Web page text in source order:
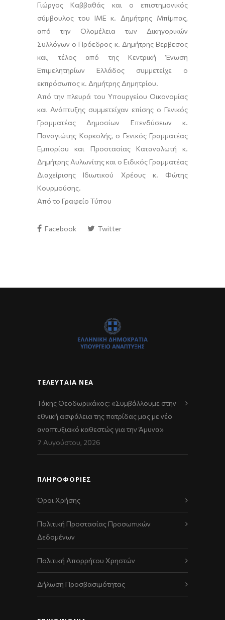
Γιώργος Καββαθάς και ο επιστημονικός
σύμβουλος του ΙΜΕ κ. Δημήτρης Μπίμπας,
από την Ολομέλεια των Δικηγορικών
Συλλόγων ο Πρόεδρος κ. Δημήτρης Βερβεσος
και, τέλος από της Κεντρική Ένωση
Επιμελητηρίων Ελλάδος συμμετείχε ο
εκπρόσωπος κ. Δημήτρης Δημητρίου.
Από την πλευρά του Υπουργείου Οικονομίας
και Ανάπτυξης συμμετείχαν επίσης ο Γενικός
Γραμματέας Δημοσίων Επενδύσεων κ.
Παναγιώτης Κορκολής, ο Γενικός Γραμματέας
Εμπορίου και Προστασίας Καταναλωτή κ.
Δημήτρης Αυλωνίτης και ο Ειδικός Γραμματέας
Διαχείρισης Ιδιωτικού Χρέους κ. Φώτης
Κουρμούσης.
Από το Γραφείο Τύπου
Facebook Twitter
ΤΕΛΕΥΤΑΊΑ ΝΈΑ
Τάκης Θεοδωρικάκος: «Συμβάλλουμε στην
εθνική ασφάλεια της πατρίδας μας με νέο
αναπτυξιακό καθεστώς για την Άμυνα»
7 Αυγούστου, 2026
ΠΛΗΡΟΦΟΡΙΕΣ
Όροι Χρήσης
Πολιτική Προστασίας Προσωπικών
Δεδομένων
Πολιτική Απορρήτου Χρηστών
Δήλωση Προσβασιμότητας